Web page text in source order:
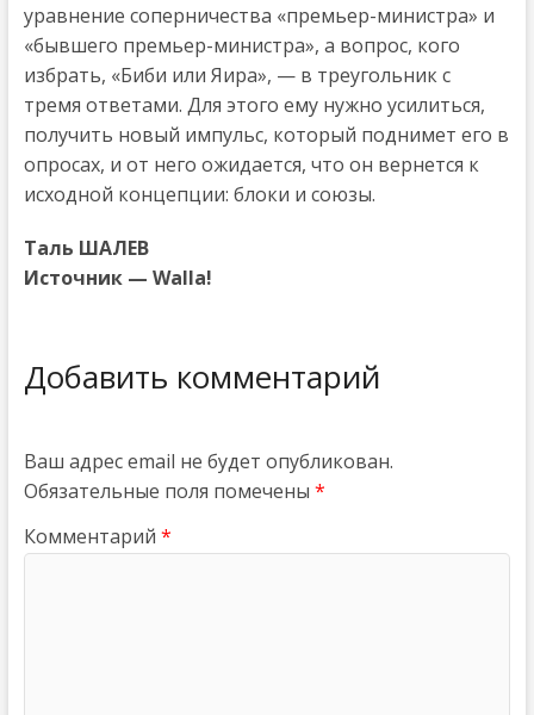
уравнение соперничества «премьер-министра» и
«бывшего премьер-министра», а вопрос, кого
избрать, «Биби или Яира», — в треугольник с
тремя ответами. Для этого ему нужно усилиться,
получить новый импульс, который поднимет его в
опросах, и от него ожидается, что он вернется к
исходной концепции: блоки и союзы.
Таль ШАЛЕВ
Источник — Walla!
Добавить комментарий
Ваш адрес email не будет опубликован.
Обязательные поля помечены *
Комментарий *